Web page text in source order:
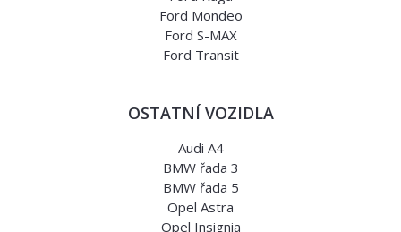
Ford Mondeo
Ford S-MAX
Ford Transit
OSTATNÍ VOZIDLA
Audi A4
BMW řada 3
BMW řada 5
Opel Astra
Opel Insignia